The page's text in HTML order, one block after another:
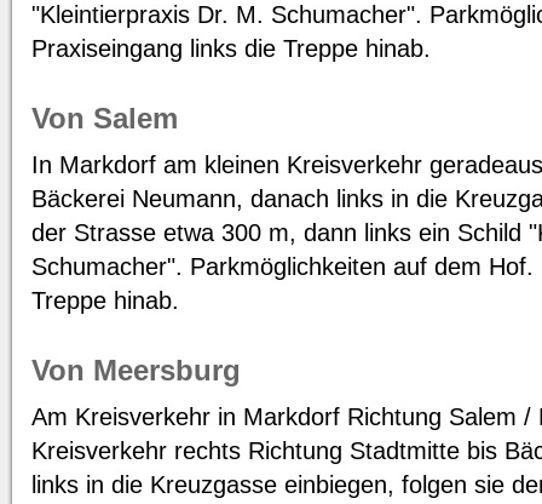
"Kleintierpraxis Dr. M. Schumacher".
Praxiseingang links die Treppe hinab.
Von Salem
In Markdorf am kleinen Kreisverkehr
Bäckerei Neumann, danach links in die
der Strasse etwa 300 m, dann links ein Schild
Schumacher". Parkmöglichkeiten auf dem
Treppe hinab.
Von Meersburg
Am Kreisverkehr in Markdorf Richtung Salem /
Kreisverkehr rechts Richtung Stadtmitte bis
links in die Kreuzgasse einbiegen, folgen sie